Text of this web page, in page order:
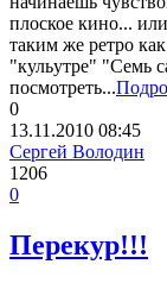
плоское кино...
таким же ретро
"кульутре" "Семь
посмотреть...
0
13.11.2010 08:45
Сергей Володин
1206
0
Перекур!!!